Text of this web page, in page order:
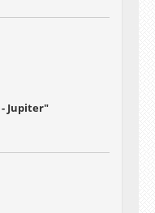
- Jupiter"